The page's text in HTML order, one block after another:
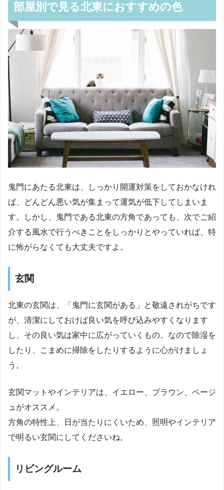
部屋別で見る北東におすすめの色
鬼門にあたる北東は、しっかり開運対策をしておかなけれ
ば、どんどん悪い気が集まって運気が低下してしまいま
す。しかし、鬼門である北東の方角であっても、次でご紹
介する風水で行うべきことをしっかりとやっていれば、特
に怖がらなくても大丈夫ですよ。
玄関
北東の玄関は、「鬼門に玄関がある」と敬遠されがちです
が、清潔にしておけば良い気を呼び込みやすくなります
し、その良い気は家中に広がっていくもの。なので除湿を
したり、こまめに掃除をしたりするように心がけましょ
う。
玄関マットやインテリアは、イエロー、ブラウン、ベージ
ュがオススメ。
方角の特性上、日が当たりにくいため、照明やインテリア
で明るい玄関にしてくださいね。
リビングルーム